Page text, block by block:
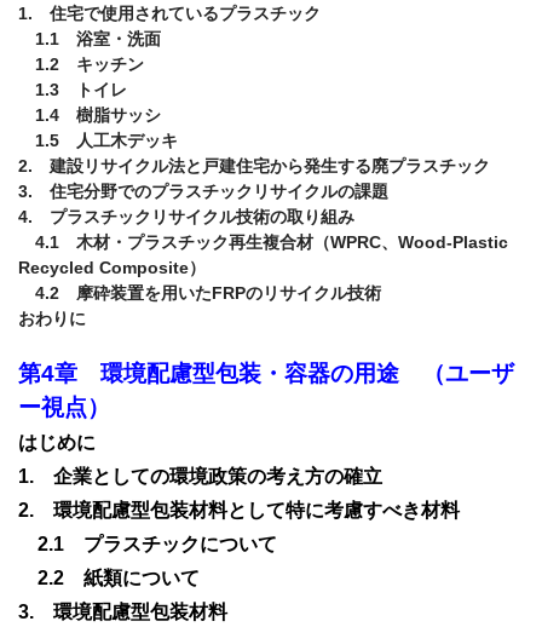
1.　住宅で使用されているプラスチック
1.1　浴室・洗面
1.2　キッチン
1.3　トイレ
1.4　樹脂サッシ
1.5　人工木デッキ
2.　建設リサイクル法と戸建住宅から発生する廃プラスチック
3.　住宅分野でのプラスチックリサイクルの課題
4.　プラスチックリサイクル技術の取り組み
4.1　木材・プラスチック再生複合材（WPRC、Wood-Plastic
Recycled Composite）
4.2　摩砕装置を用いたFRPのリサイクル技術
おわりに
第4章　環境配慮型包装・容器の用途　（ユーザ
はじめに
1.　企業としての環境政策の考え方の確立
2.　環境配慮型包装材料として特に考慮すべき材料
2.1　プラスチックについて
2.2　紙類について
3.　環境配慮型包装材料